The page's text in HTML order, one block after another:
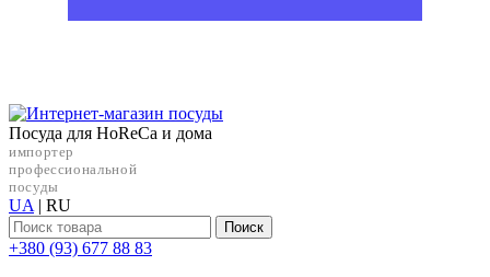
Посуда для HoReCa и дома
импортер
профессиональной
посуды
UA | RU
Поиск
+38‎0 (93) 677 88 83